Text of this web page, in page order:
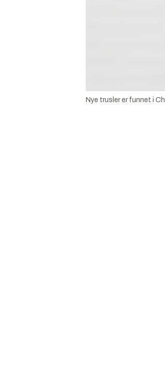
Nye trusler er funnet i